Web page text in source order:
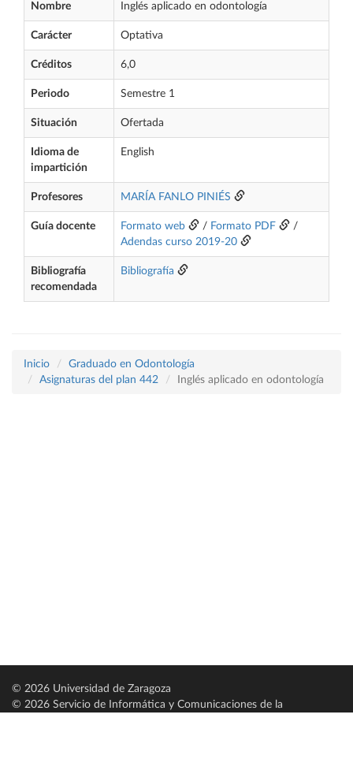
Nombre Inglés aplicado en odontología
Carácter Optativa
Créditos 6,0
Periodo Semestre 1
Situación Ofertada
Idioma de
impartición
English
Profesores MARÍA FANLO PINIÉS
Guía docente Formato web / Formato PDF
/
Adendas curso 2019-20
Bibliografía
recomendada
Bibliografía
Inicio
Graduado en Odontología
Asignaturas del plan 442
Inglés aplicado en odontología
© 2026 Universidad de Zaragoza
© 2026 Servicio de Informática y Comunicaciones de la